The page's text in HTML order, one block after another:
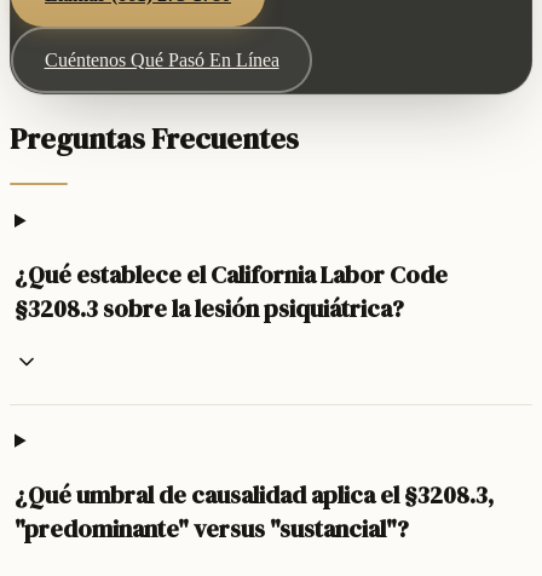
Cuéntenos Qué Pasó En Línea
Preguntas Frecuentes
¿Qué establece el California Labor Code
§3208.3 sobre la lesión psiquiátrica?
¿Qué umbral de causalidad aplica el §3208.3,
"predominante" versus "sustancial"?